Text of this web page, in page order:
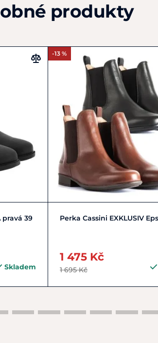
produkty
pravá 39
Skladem
-13 %
30 33 34 35
Perka Cassini EXKLUSIV
1 475 Kč
1 695 Kč